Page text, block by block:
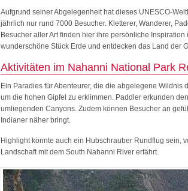
Aufgrund seiner Abgelegenheit hat dieses UNESCO-
jährlich nur rund 7000 Besucher. Kletterer, Wanderer,
Besucher aller Art finden hier ihre persönliche
wunderschöne Stück Erde und entdecken das Land der
Aktivitäten im Nahanni National Park
Ein Paradies für Abenteurer, die die abgelegene Wildnis
um die hohen Gipfel zu erklimmen. Paddler erkunden den
umliegenden Canyons. Zudem können Besucher an
Indianer näher bringt.
Highlight könnte auch ein Hubschrauber Rundflug sein,
Landschaft mit dem South Nahanni River erfährt.